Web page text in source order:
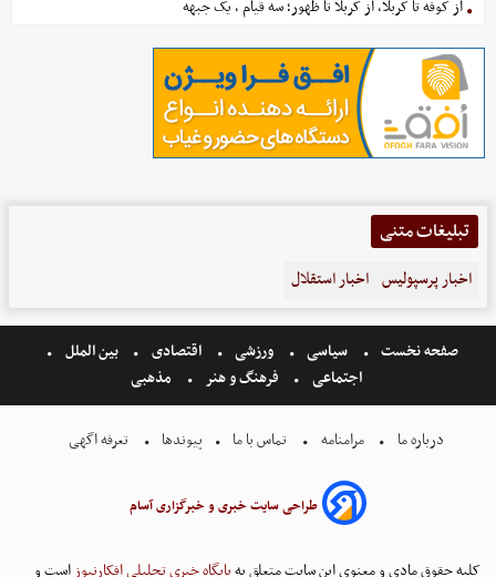
از کوفه تا کربلا، از کربلا تا ظهور؛ سه قیام ، یک جبهه
تبلیغات متنی
اخبار پرسپولیس اخبار استقلال
صفحه نخست سیاسی ورزشی اقتصادی
بین الملل
اجتماعی
فرهنگ و هنر مذهبی
درباره ما مرامنامه تماس با ما پیوندها تعرفه اگهی
طراحی سایت خبری و خبرگزاری آسام
کلیه حقوق مادی و معنوی این سایت متعلق بهپایگاه خبری تحلیلی افکارنیوز است و